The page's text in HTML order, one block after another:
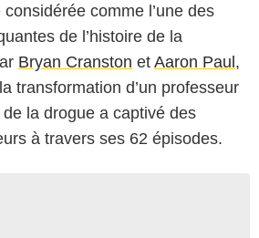
considérée comme l’une des
de l’histoire de la
Bryan Cranston et Aaron Paul,
transformation d’un professeur
la drogue a captivé des
à travers ses 62 épisodes.